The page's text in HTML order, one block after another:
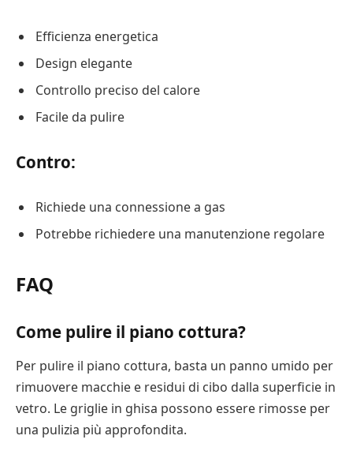
Efficienza energetica
Design elegante
Controllo preciso del calore
Facile da pulire
Contro:
Richiede una connessione a gas
Potrebbe richiedere una manutenzione regolare
FAQ
Come pulire il piano cottura?
Per pulire il piano cottura, basta un panno umido per
rimuovere macchie e residui di cibo dalla superficie in
vetro. Le griglie in ghisa possono essere rimosse per
una pulizia più approfondita.